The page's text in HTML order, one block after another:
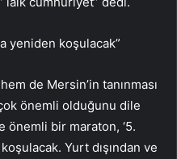
yeniden koşulacak”
de Mersin’in tanınması
önemli olduğunu dile
önemli bir maraton, ‘5.
Yurt dışından ve